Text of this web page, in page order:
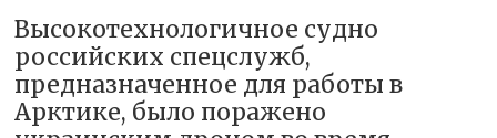
Высокотехнологичное судно
российских спецслужб,
предназначенное для работы в
Арктике, было поражено